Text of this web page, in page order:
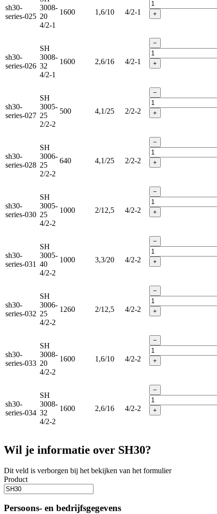
sh30-
series-025
3008-
20
4/2-1
1600 1,6/10 4/2-1 +
sh30-
series-026
SH
3008-
32
4/2-1
1600 2,6/16 4/2-1
−
+
sh30-
series-027
SH
3005-
25
2/2-2
500 4,1/25 2/2-2
−
+
sh30-
series-028
SH
3006-
25
2/2-2
640 4,1/25 2/2-2
−
+
sh30-
series-030
SH
3005-
25
4/2-2
1000 2/12,5 4/2-2
−
+
sh30-
series-031
SH
3005-
40
4/2-2
1000 3,3/20 4/2-2
−
+
sh30-
series-032
SH
3006-
25
4/2-2
1260 2/12,5 4/2-2
−
+
sh30-
series-033
SH
3008-
20
4/2-2
1600 1,6/10 4/2-2
−
+
sh30-
series-034
SH
3008-
32
4/2-2
1600 2,6/16 4/2-2
−
+
Wil je informatie over SH30?
Dit veld is verborgen bij het bekijken van het formulier
Product
Persoons- en bedrijfsgegevens